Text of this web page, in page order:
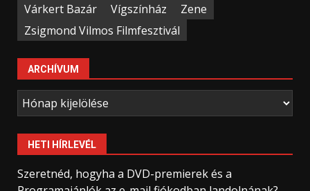
Várkert Bazár
Vígszínház
Zene
Zsigmond Vilmos Filmfesztivál
ARCHÍVUM
Archívum
HETI HÍRLEVÉL
Szeretnéd, hogyha a DVD-premierek és a